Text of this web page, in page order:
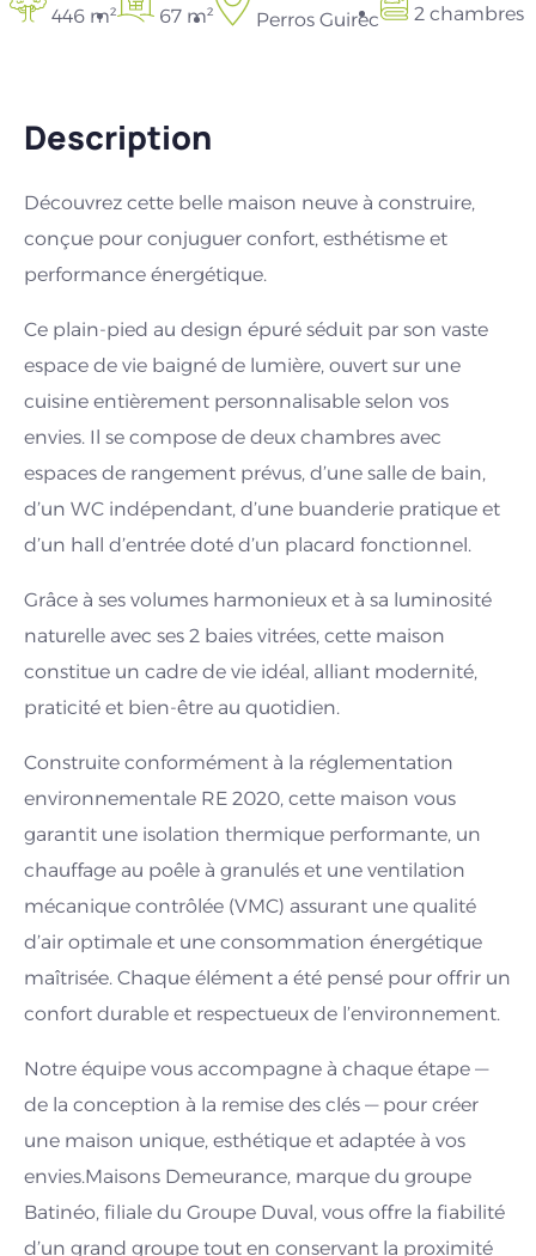
446 m² 67 m² Perros Guirec 2 chambres
Description
Découvrez cette belle maison neuve à construire,
conçue pour conjuguer confort, esthétisme et
performance énergétique.
Ce plain-pied au design épuré séduit par son vaste
espace de vie baigné de lumière, ouvert sur une
cuisine entièrement personnalisable selon vos
envies. Il se compose de deux chambres avec
espaces de rangement prévus, d’une salle de bain,
d’un WC indépendant, d’une buanderie pratique et
d’un hall d’entrée doté d’un placard fonctionnel.
Grâce à ses volumes harmonieux et à sa luminosité
naturelle avec ses 2 baies vitrées, cette maison
constitue un cadre de vie idéal, alliant modernité,
praticité et bien-être au quotidien.
Construite conformément à la réglementation
environnementale RE 2020, cette maison vous
garantit une isolation thermique performante, un
chauffage au poêle à granulés et une ventilation
mécanique contrôlée (VMC) assurant une qualité
d’air optimale et une consommation énergétique
maîtrisée. Chaque élément a été pensé pour offrir un
confort durable et respectueux de l’environnement.
Notre équipe vous accompagne à chaque étape —
de la conception à la remise des clés — pour créer
une maison unique, esthétique et adaptée à vos
envies.Maisons Demeurance, marque du groupe
Batinéo, filiale du Groupe Duval, vous offre la fiabilité
d’un grand groupe tout en conservant la proximité